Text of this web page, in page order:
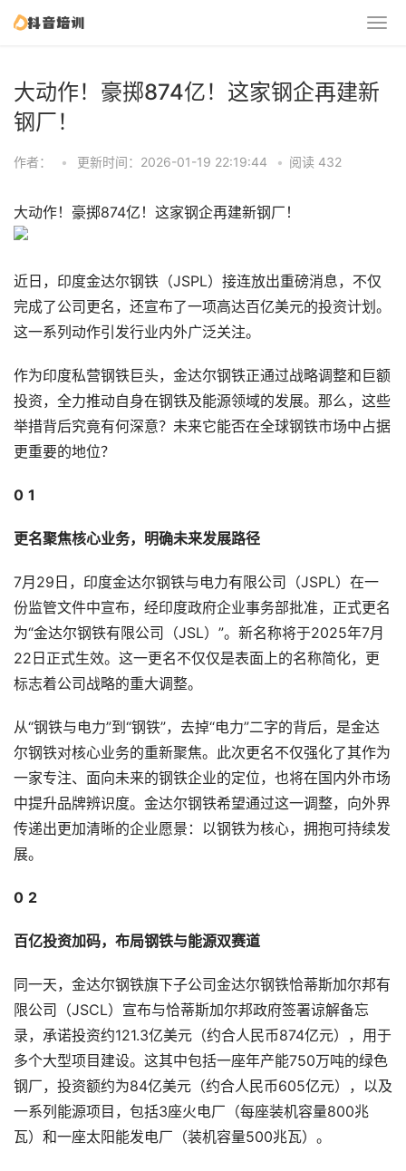
大动作！豪掷874亿！这家钢企再建新
钢厂！
作者： • 更新时间：2026-01-19 22:19:44 • 阅读 432
大动作！豪掷874亿！这家钢企再建新钢厂！
近日，印度金达尔钢铁（JSPL）接连放出重磅消息，不仅
完成了公司更名，还宣布了一项高达百亿美元的投资计划。
这一系列动作引发行业内外广泛关注。
作为印度私营钢铁巨头，金达尔钢铁正通过战略调整和巨额
投资，全力推动自身在钢铁及能源领域的发展。那么，这些
举措背后究竟有何深意？未来它能否在全球钢铁市场中占据
更重要的地位？
0 1
更名聚焦核心业务，明确未来发展路径
7月29日，印度金达尔钢铁与电力有限公司（JSPL）在一
份监管文件中宣布，经印度政府企业事务部批准，正式更名
为“金达尔钢铁有限公司（JSL）”。新名称将于2025年7月
22日正式生效。这一更名不仅仅是表面上的名称简化，更
标志着公司战略的重大调整。
从“钢铁与电力”到“钢铁”，去掉“电力”二字的背后，是金达
尔钢铁对核心业务的重新聚焦。此次更名不仅强化了其作为
一家专注、面向未来的钢铁企业的定位，也将在国内外市场
中提升品牌辨识度。金达尔钢铁希望通过这一调整，向外界
传递出更加清晰的企业愿景：以钢铁为核心，拥抱可持续发
展。
0 2
百亿投资加码，布局钢铁与能源双赛道
同一天，金达尔钢铁旗下子公司金达尔钢铁恰蒂斯加尔邦有
限公司（JSCL）宣布与恰蒂斯加尔邦政府签署谅解备忘
录，承诺投资约121.3亿美元（约合人民币874亿元），用于
多个大型项目建设。这其中包括一座年产能750万吨的绿色
钢厂，投资额约为84亿美元（约合人民币605亿元），以及
一系列能源项目，包括3座火电厂（每座装机容量800兆
瓦）和一座太阳能发电厂（装机容量500兆瓦）。